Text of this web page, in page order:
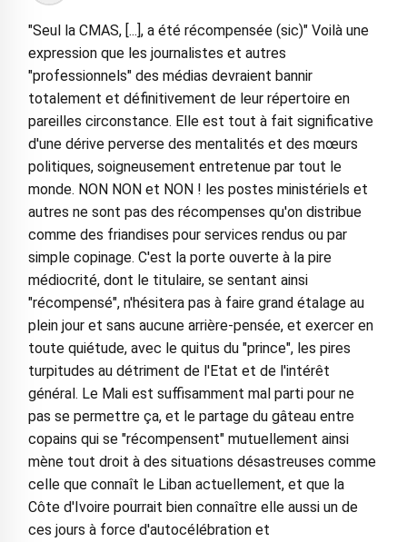
"Seul la CMAS, [...], a été récompensée (sic)" Voilà une
expression que les journalistes et autres
"professionnels" des médias devraient bannir
totalement et définitivement de leur répertoire en
pareilles circonstance. Elle est tout à fait significative
d'une dérive perverse des mentalités et des mœurs
politiques, soigneusement entretenue par tout le
monde. NON NON et NON ! les postes ministériels et
autres ne sont pas des récompenses qu'on distribue
comme des friandises pour services rendus ou par
simple copinage. C'est la porte ouverte à la pire
médiocrité, dont le titulaire, se sentant ainsi
"récompensé", n'hésitera pas à faire grand étalage au
plein jour et sans aucune arrière-pensée, et exercer en
toute quiétude, avec le quitus du "prince", les pires
turpitudes au détriment de l'Etat et de l'intérêt
général. Le Mali est suffisamment mal parti pour ne
pas se permettre ça, et le partage du gâteau entre
copains qui se "récompensent" mutuellement ainsi
mène tout droit à des situations désastreuses comme
celle que connaît le Liban actuellement, et que la
Côte d'Ivoire pourrait bien connaître elle aussi un de
ces jours à force d'autocélébration et